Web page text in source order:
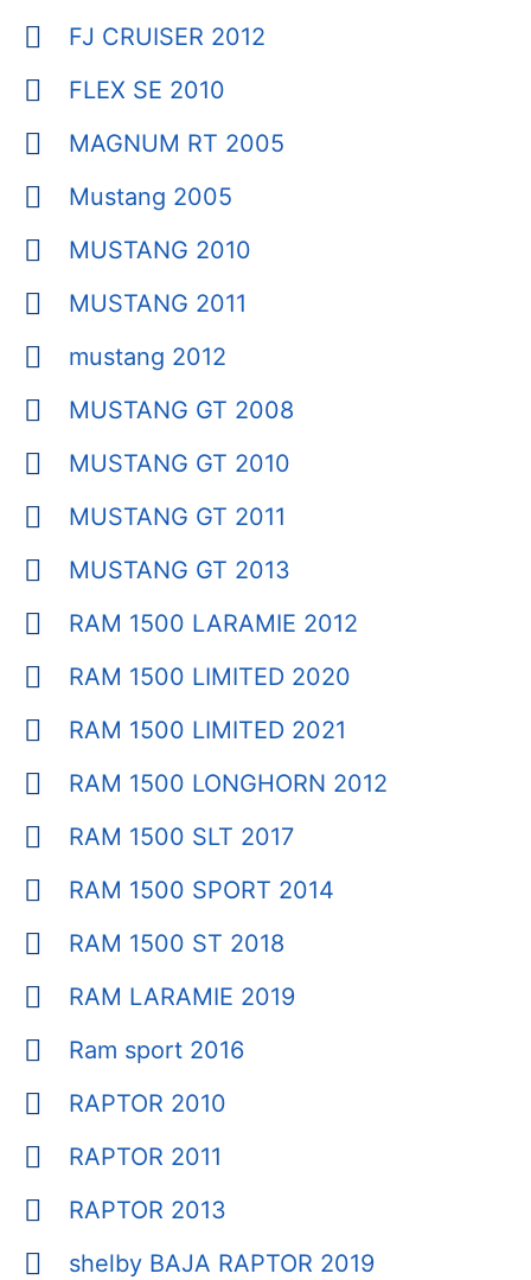
FJ CRUISER 2012
FLEX SE 2010
MAGNUM RT 2005
Mustang 2005
MUSTANG 2010
MUSTANG 2011
mustang 2012
MUSTANG GT 2008
MUSTANG GT 2010
MUSTANG GT 2011
MUSTANG GT 2013
RAM 1500 LARAMIE 2012
RAM 1500 LIMITED 2020
RAM 1500 LIMITED 2021
RAM 1500 LONGHORN 2012
RAM 1500 SLT 2017
RAM 1500 SPORT 2014
RAM 1500 ST 2018
RAM LARAMIE 2019
Ram sport 2016
RAPTOR 2010
RAPTOR 2011
RAPTOR 2013
shelby BAJA RAPTOR 2019